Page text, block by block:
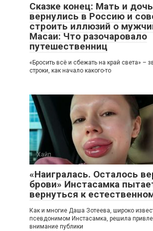
Сказке конец: Мать и дочь
вернулись в Россию и
строить иллюзий о
Масаи: Что разочаровало
путешественниц
«Бросить всё и сбежать на край света» –
строки, как начало какого-то
Хайп
«Наигралась. Осталось
брови» Инстасамка
вернуться к
Как и многие Даша Зотеева, широко
псевдонимом Инстасамка, решила
внимание публики